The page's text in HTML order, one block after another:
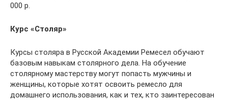
000 р.
Курс «Столяр»
Курсы столяра в Русской Академии Ремесел обучают
базовым навыкам столярного дела. На обучение
столярному мастерству могут попасть мужчины и
женщины, которые хотят освоить ремесло для
домашнего использования, как и тех, кто заинтересован